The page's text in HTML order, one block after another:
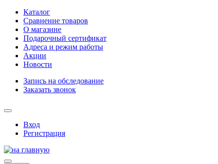
Каталог
Сравнение товаров
О магазине
Подарочный сертификат
Адреса и режим работы
Акции
Новости
Запись на обследование
Заказать звонок
Вход
Регистрация